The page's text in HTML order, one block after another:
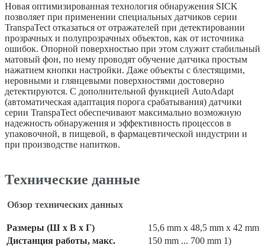
Новая оптимизированная технология обнаружения SICK
позволяет при применении специальных датчиков серии
TranspaTect отказаться от отражателей при детектировании
прозрачных и полупрозрачных объектов, как от источника
ошибок. Опорной поверхностью при этом служит стабильный
матовый фон, по нему проводят обучение датчика простым
нажатием кнопки настройки. Даже объекты с блестящими,
неровными и глянцевыми поверхностями достоверно
детектируются. С дополнительной функцией AutoAdapt
(автоматическая адаптация порога срабатывания) датчики
серии TranspaTect обеспечивают максимально возможную
надежность обнаружения и эффективность процессов в
упаковочной, в пищевой, в фармацевтической индустрии и
при производстве напитков.
Технические данные
Обзор технических данных
Размеры (Ш x В x Г)
15,6 mm x 48,5 mm x 42 mm
Дистанция работы, макс.
150 mm ... 700 mm 1)